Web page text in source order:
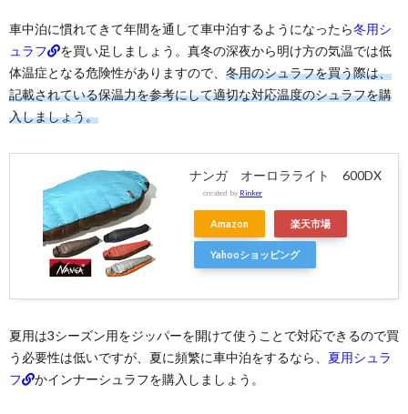
車中泊に慣れてきて年間を通して車中泊するようになったら冬用シ
ュラフ
を買い足しましょう。真冬の深夜から明け方の気温では低
体温症となる危険性がありますので、 冬用のシュラフを買う際は、
記載されている保温力を参考にして適切な対応温度のシュラフを購
入しましょう。
ナンガ オーロラライト 600DX
created by Rinker
Amazon 楽天市場
Yahooショッピング
夏用は3シーズン用をジッパーを開けて使うことで対応できるので買
う必要性は低いですが、夏に頻繁に車中泊をするなら、 夏用シュラ
フ
かインナーシュラフを購入しましょう。